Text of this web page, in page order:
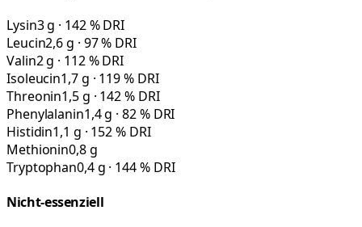
Lysin3 g · 142 % DRI
Leucin2,6 g · 97 % DRI
Valin2 g · 112 % DRI
Isoleucin1,7 g · 119 % DRI
Threonin1,5 g · 142 % DRI
Phenylalanin1,4 g · 82 % DRI
Histidin1,1 g · 152 % DRI
Methionin0,8 g
Tryptophan0,4 g · 144 % DRI
Nicht-essenziell